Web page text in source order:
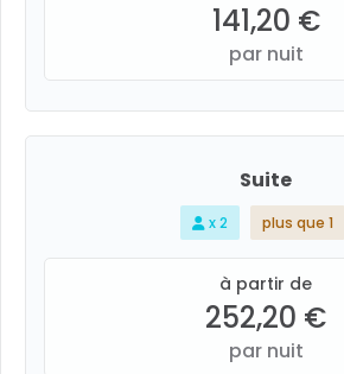
141,20 €
par nuit
Suite
x 2 plus que 1
à partir de
252,20 €
par nuit